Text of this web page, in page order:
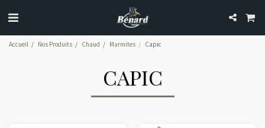
Accueil Nos Produits Chaud Marmites Capic
CAPIC